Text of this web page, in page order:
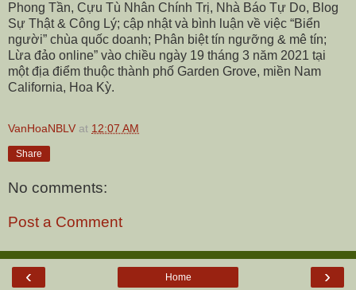
Phong Tần, Cựu Tù Nhân Chính Trị, Nhà Báo Tự Do, Blog
Sự Thật & Công Lý; cập nhật và bình luận về việc “Biển
người” chùa quốc doanh; Phân biệt tín ngưỡng & mê tín;
Lừa đảo online” vào chiều ngày 19 tháng 3 năm 2021 tại
một địa điểm thuộc thành phố Garden Grove, miền Nam
California, Hoa Kỳ.
VanHoaNBLV at 12:07 AM
Share
No comments:
Post a Comment
‹ ›
Home